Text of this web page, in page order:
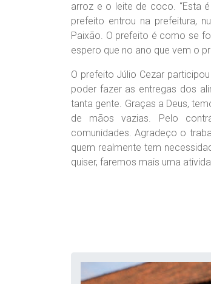
arroz e o leite de coco. “Esta
prefeito entrou na prefeitura,
Paixão. O prefeito é como se
espero que no ano que vem o
O prefeito Júlio Cezar
poder fazer as entregas dos
tanta gente. Graças a Deus,
de mãos vazias. Pelo
comunidades. Agradeço o
quem realmente tem
quiser, faremos mais uma